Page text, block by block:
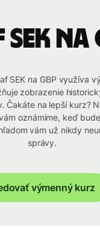
na
SEK na GBP využíva
zobrazenie
Čakáte na lepší kurz?
oznámime, keď
vám už nikdy
správy.
výmenný kurz